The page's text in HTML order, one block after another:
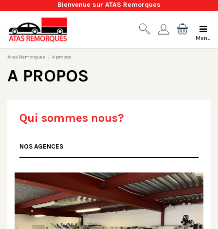
Bienvenue sur ATAS Remorques
Menu
Atas Remorques A propos
A PROPOS
Qui sommes nous?
NOS AGENCES